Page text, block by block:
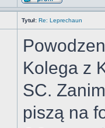
Tytuł: Re: Leprechaun
Kolega z
SC.
piszą na